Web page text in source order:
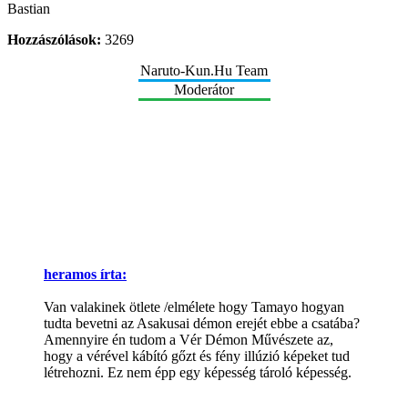
Bastian
Hozzászólások: 3269
Naruto-Kun.Hu Team
Moderátor
heramos írta:
Van valakinek ötlete /elmélete hogy Tamayo hogyan
tudta bevetni az Asakusai démon erejét ebbe a csatába?
Amennyire én tudom a Vér Démon Művészete az,
hogy a vérével kábító gőzt és fény illúzió képeket tud
létrehozni. Ez nem épp egy képesség tároló képesség.